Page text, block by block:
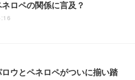
ロペの関係に言及？
ウとペネロペがついに揃い踏